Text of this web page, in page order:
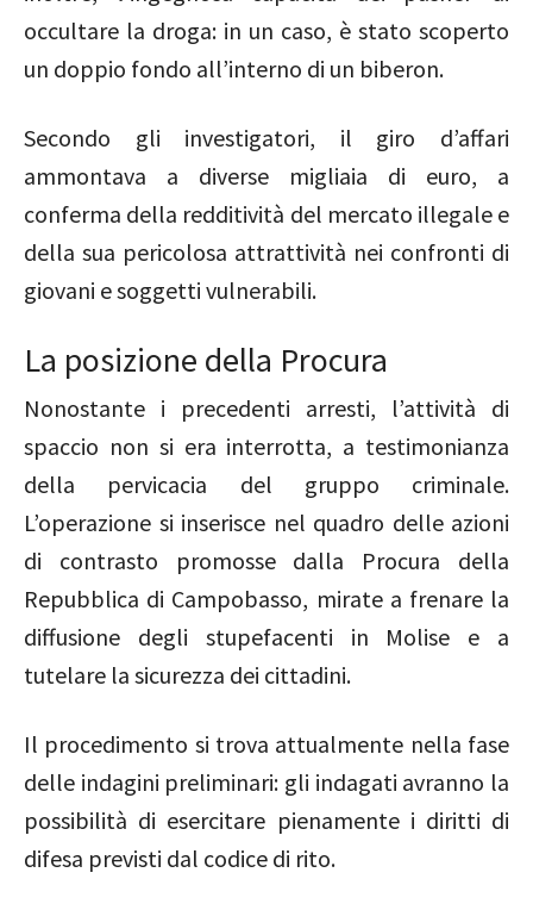
occultare la droga: in un caso, è stato scoperto
un doppio fondo all’interno di un biberon.
Secondo gli investigatori, il giro d’affari
ammontava a diverse migliaia di euro, a
conferma della redditività del mercato illegale e
della sua pericolosa attrattività nei confronti di
giovani e soggetti vulnerabili.
La posizione della Procura
Nonostante i precedenti arresti, l’attività di
spaccio non si era interrotta, a testimonianza
della pervicacia del gruppo criminale.
L’operazione si inserisce nel quadro delle azioni
di contrasto promosse dalla Procura della
Repubblica di Campobasso, mirate a frenare la
diffusione degli stupefacenti in Molise e a
tutelare la sicurezza dei cittadini.
Il procedimento si trova attualmente nella fase
delle indagini preliminari: gli indagati avranno la
possibilità di esercitare pienamente i diritti di
difesa previsti dal codice di rito.